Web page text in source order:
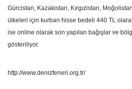
Gürcistan, Kazakistan, Kırgızistan,
ülkeleri için kurban hisse bedeli 440 TL
ise online olarak son yapılan bağışlar ve
gösteriliyor.
http://www.denizfeneri.org.tr/